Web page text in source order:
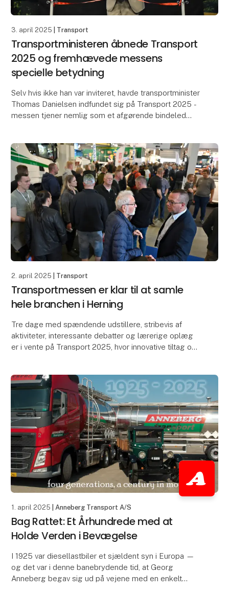
3. april 2025 | Transport
Transportministeren åbnede Transport
2025 og fremhævede messens
specielle betydning
Selv hvis ikke han var inviteret, havde transportminister
Thomas Danielsen indfundet sig på Transport 2025 -
messen tjener nemlig som et afgørende bindeled
2. april 2025 | Transport
Transportmessen er klar til at samle
hele branchen i Herning
Tre dage med spændende udstillere, stribevis af
aktiviteter, interessante debatter og lærerige oplæg
er i vente på Transport 2025, hvor innovative tiltag og
1. april 2025 | Anneberg Transport A/S
Bag Rattet: Et Århundrede med at
Holde Verden i Bevægelse
I 1925 var diesellastbiler et sjældent syn i Europa —
og det var i denne banebrydende tid, at Georg
Anneberg begav sig ud på vejene med en enkelt